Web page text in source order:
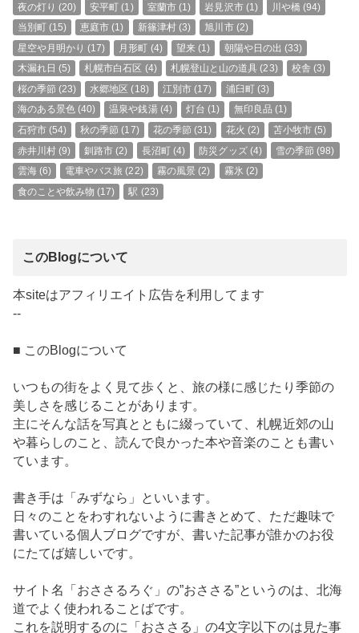
夜の灯り (20) 安平町 (1) 室蘭市(1) 岩見沢市(1) 川や橋 (94)
当別町(15) 恵庭市 (1) 新篠津村(3) 旭川市(2)
星空や月明かり (17) 月形町 (4) 望来 (1) 朝陽や日の出 (33)
木漏れ日 (5) 札幌市白石区 (4) 札幌登山と山の道具 (23) 校舎 (3)
桜の季節 (23) 水郷地区 (18) 江別市 (17) 浦臼町(3)
海のある景色(40) 温泉や銭湯(4) 灯台 (1) 無印良品 (1)
石狩市(54) 秋の季節 (17) 花の季節 (31) 花火 (2) 苫小牧市 (5)
赤井川村(9) 釧路市 (2) 長沼町(4) 防災グッズ(4) 雪の季節 (98)
雲海(6) 電車やバス旅 (22) 霧の風景 (2) 霧氷 (2)
食のことや飲み物 (17) 駅 (23)
このBlogについて
本siteはアフィリエイト広告を利用してます
--
■ このBlogについて
いつもの街をよく見て歩くと、旅の様に感じたり季節の
美しさを感じることがあります。
主にそんな話を写真とともに綴っていて、札幌近郊の山
や暮らしのこと、読んで良かった本や音楽のことも書い
ています。
書き手は「みずなら」といいます。
日々のことをわすれないように書きとめて、ただ趣味で
書いている個人ブログですが、書いた記事が誰かのお役
にたてば嬉しいです。
サイト名「おささるろぐ」の”おささる”というのは、北海
道でよく使われることばです。
これを説明するのに「おささる」の4文字以下のは見た事